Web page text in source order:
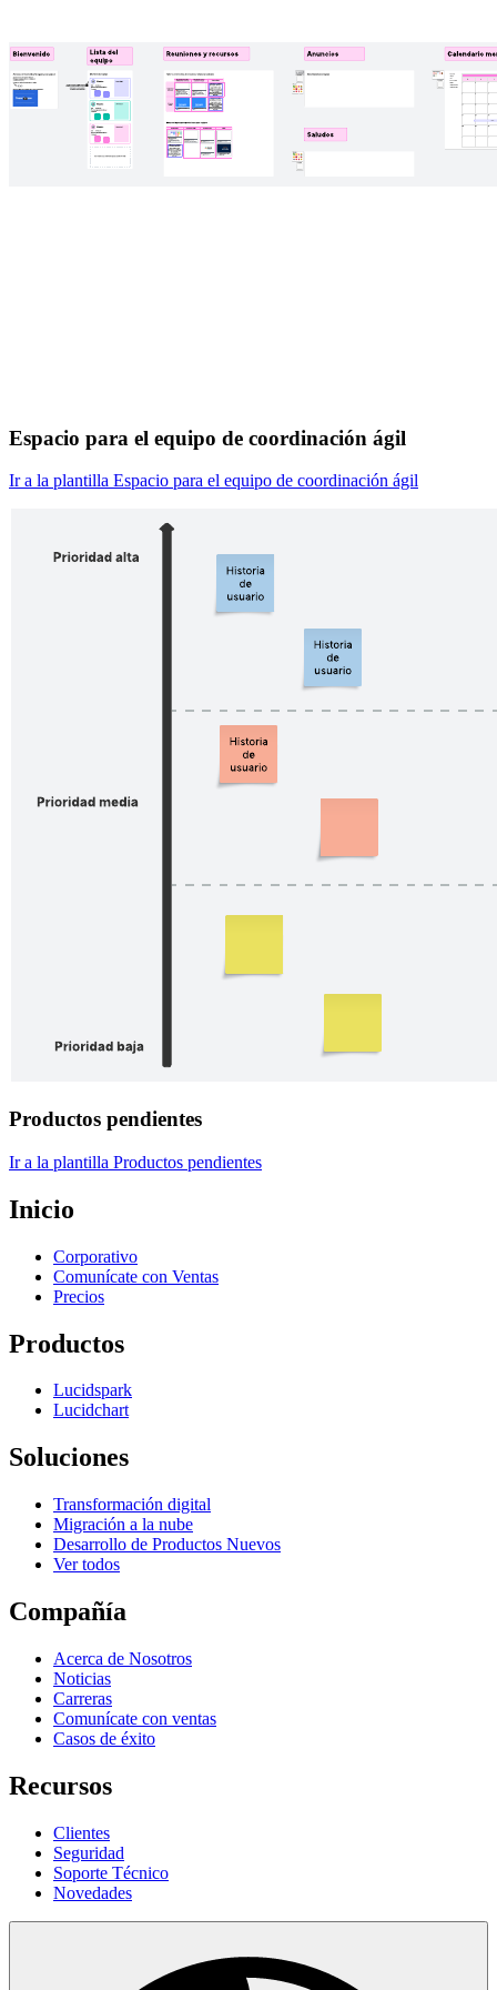
Espacio para el equipo de coordinación ágil
Ir a la plantilla Espacio para el equipo de coordinación ágil
Productos pendientes
Ir a la plantilla Productos pendientes
Inicio
Corporativo
Comunícate con Ventas
Precios
Productos
Lucidspark
Lucidchart
Soluciones
Transformación digital
Migración a la nube
Desarrollo de Productos Nuevos
Ver todos
Compañía
Acerca de Nosotros
Noticias
Carreras
Comunícate con ventas
Casos de éxito
Recursos
Clientes
Seguridad
Soporte Técnico
Novedades